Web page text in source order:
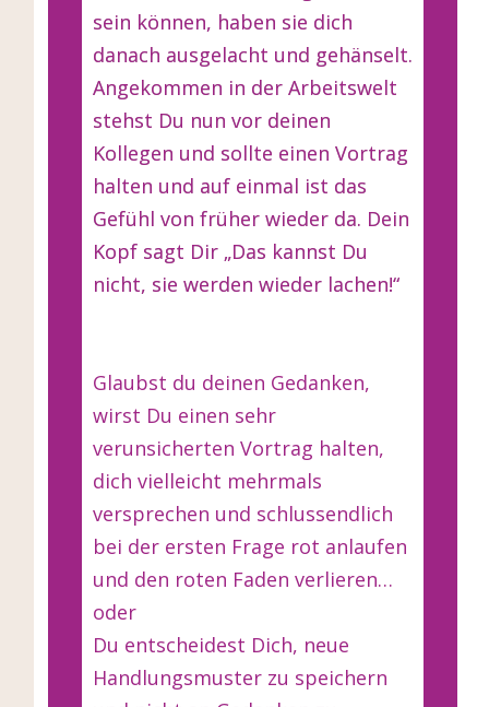
sein können, haben sie dich
danach ausgelacht und gehänselt.
Angekommen in der Arbeitswelt
stehst Du nun vor deinen
Kollegen und sollte einen Vortrag
halten und auf einmal ist das
Gefühl von früher wieder da. Dein
Kopf sagt Dir „Das kannst Du
nicht, sie werden wieder lachen!“
Glaubst du deinen Gedanken,
wirst Du einen sehr
verunsicherten Vortrag halten,
dich vielleicht mehrmals
versprechen und schlussendlich
bei der ersten Frage rot anlaufen
und den roten Faden verlieren…
oder
Du entscheidest Dich, neue
Handlungsmuster zu speichern